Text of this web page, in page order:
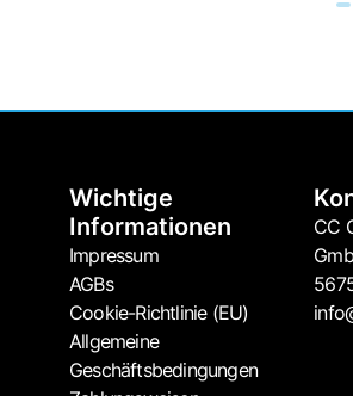
Wichtige
Informationen
Impressum
AGBs
Cookie-Richtlinie (EU)
Allgemeine
Geschäftsbedingungen
CC